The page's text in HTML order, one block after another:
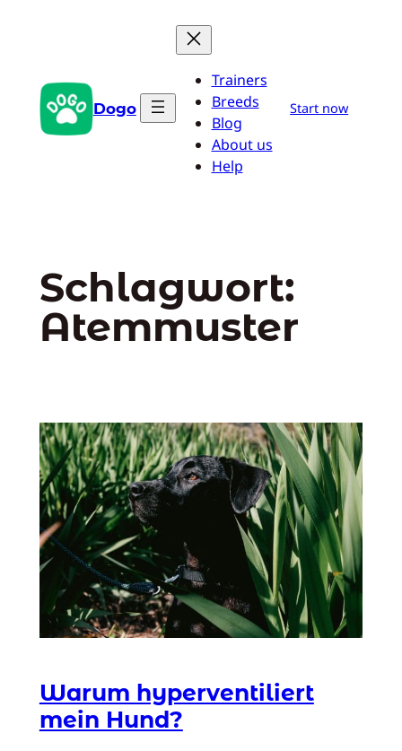
Dogo
Trainers
Breeds
Blog
About us
Help
Start now
Schlagwort:
Atemmuster
Warum hyperventiliert
mein Hund?